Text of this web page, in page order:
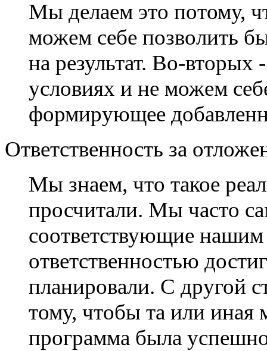
Мы делаем это потому,
можем себе позволить
на результат. Во-
условиях и не можем
формирующее
Ответственность за
Мы знаем, что такое
просчитали. Мы часто
соответствующие нашим
ответственностью
планировали. С другой
тому, чтобы та или иная
программа была